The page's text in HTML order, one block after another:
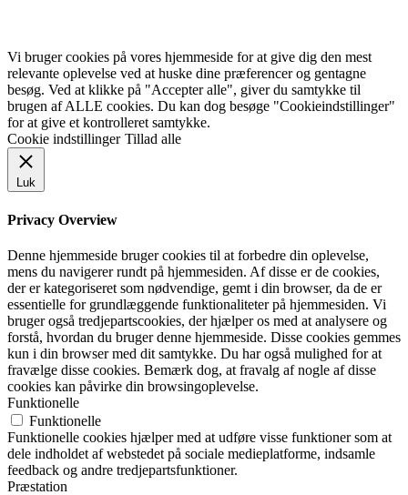
Vi bruger cookies på vores hjemmeside for at give dig den mest
relevante oplevelse ved at huske dine præferencer og gentagne
besøg. Ved at klikke på "Accepter alle", giver du samtykke til
brugen af ALLE cookies. Du kan dog besøge "Cookieindstillinger"
for at give et kontrolleret samtykke.
Cookie indstillinger Tillad alle
Luk
Privacy Overview
Denne hjemmeside bruger cookies til at forbedre din oplevelse,
mens du navigerer rundt på hjemmesiden. Af disse er de cookies,
der er kategoriseret som nødvendige, gemt i din browser, da de er
essentielle for grundlæggende funktionaliteter på hjemmesiden. Vi
bruger også tredjepartscookies, der hjælper os med at analysere og
forstå, hvordan du bruger denne hjemmeside. Disse cookies gemmes
kun i din browser med dit samtykke. Du har også mulighed for at
fravælge disse cookies. Bemærk dog, at fravalg af nogle af disse
cookies kan påvirke din browsingoplevelse.
Funktionelle
Funktionelle
Funktionelle cookies hjælper med at udføre visse funktioner som at
dele indholdet af webstedet på sociale medieplatforme, indsamle
feedback og andre tredjepartsfunktioner.
Præstation